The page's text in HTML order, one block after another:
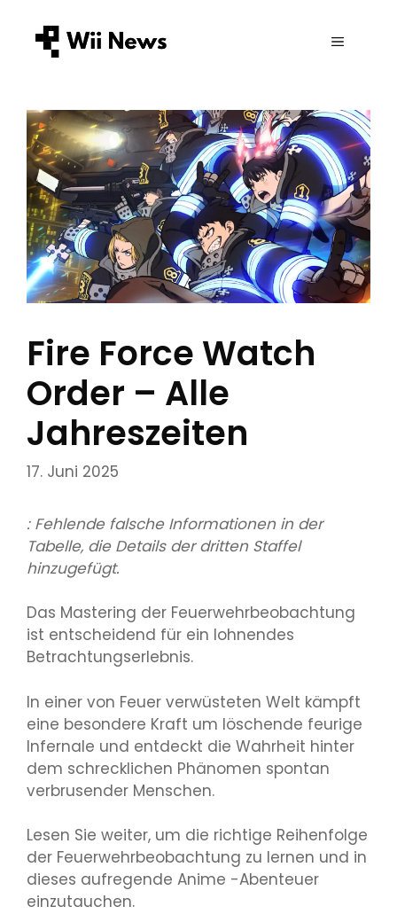
Inhalt
springen
MENÜ
Fire Force Watch
Order – Alle
Jahreszeiten
17. Juni 2025
: Fehlende falsche Informationen in der
Tabelle, die Details der dritten Staffel
hinzugefügt.
Das Mastering der Feuerwehrbeobachtung
ist entscheidend für ein lohnendes
Betrachtungserlebnis.
In einer von Feuer verwüsteten Welt kämpft
eine besondere Kraft um löschende feurige
Infernale und entdeckt die Wahrheit hinter
dem schrecklichen Phänomen spontan
verbrusender Menschen.
Lesen Sie weiter, um die richtige Reihenfolge
der Feuerwehrbeobachtung zu lernen und in
dieses aufregende Anime -Abenteuer
einzutauchen.